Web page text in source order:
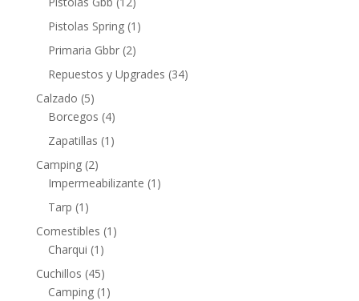
Pistolas Spring (1)
Primaria Gbbr (2)
Repuestos y Upgrades (34)
Calzado (5)
Borcegos (4)
Zapatillas (1)
Camping (2)
Impermeabilizante (1)
Tarp (1)
Comestibles (1)
Charqui (1)
Cuchillos (45)
Camping (1)